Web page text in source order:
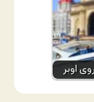
اوبر